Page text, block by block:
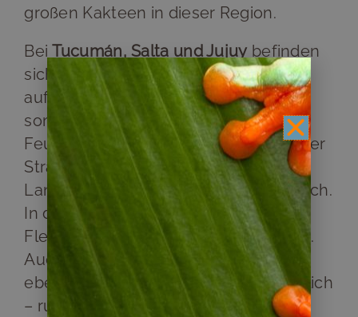
großen Kakteen in dieser Region.
BeiTucumán, Salta und Jujuy befinden
sich große Gebirge, an denen sich
aufsteigende Wolken abregnen und
somit das Wachstum subtropische
Feuchtwälder begünstigen. Entlang der
Straße „Ruta 9“ wird dieses
Landschaftsbild besonders eindrücklich.
In den Wäldern gibt es viele Moose,
Flechten, Lianen und Orchideenarten.
Auch
Weinanbau
wird hier betrieben,
ebenso wie in der Gegend weiter südlich
– rund um Mendoza.